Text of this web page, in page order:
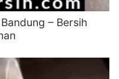
– Bersih